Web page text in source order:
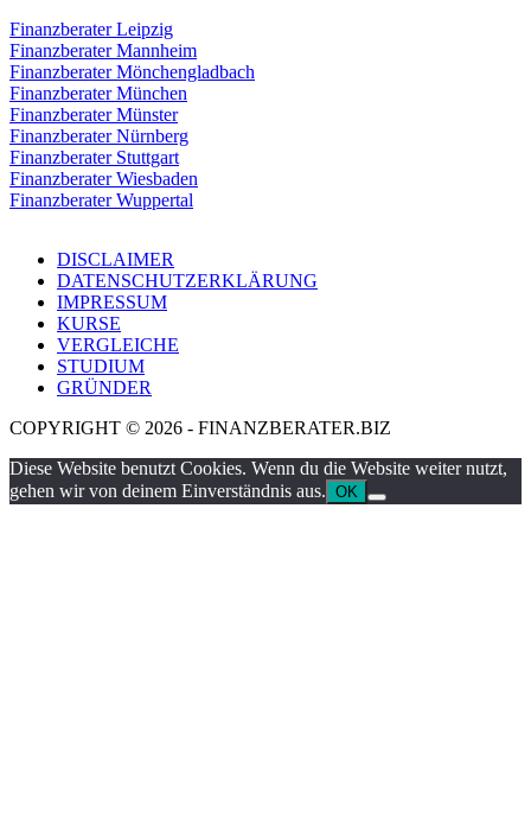
Finanzberater Leipzig
Finanzberater Mannheim
Finanzberater Mönchengladbach
Finanzberater München
Finanzberater Münster
Finanzberater Nürnberg
Finanzberater Stuttgart
Finanzberater Wiesbaden
Finanzberater Wuppertal
DISCLAIMER
DATENSCHUTZERKLÄRUNG
IMPRESSUM
KURSE
VERGLEICHE
STUDIUM
GRÜNDER
COPYRIGHT © 2026 - FINANZBERATER.BIZ
Diese Website benutzt Cookies. Wenn du die Website weiter nutzt,
gehen wir von deinem Einverständnis aus. OK